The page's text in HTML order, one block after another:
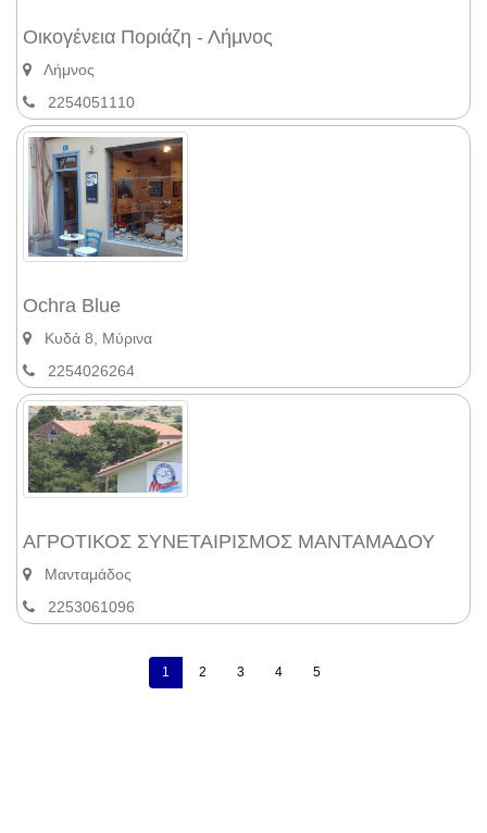
Οικογένεια Ποριάζη - Λήμνος
Λήμνος
2254051110
Ochra Blue
Κυδά 8, Μύρινα
2254026264
ΑΓΡΟΤΙΚΟΣ ΣΥΝΕΤΑΙΡΙΣΜΟΣ ΜΑΝΤΑΜΑΔΟΥ
Μανταμάδος
2253061096
1 2 3 4 5